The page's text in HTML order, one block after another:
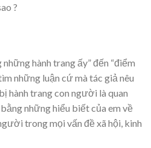
?
hành trang ấy” đến “điểm
những luận cứ mà tác giả nêu
hành trang con người là quan
những hiểu biết của em về
trong mọi vấn đề xã hội, kinh